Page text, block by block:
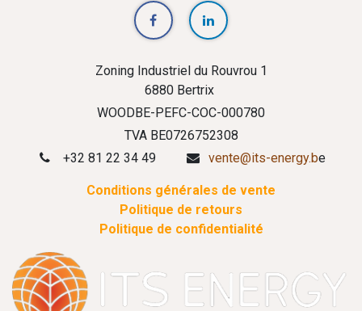
Zoning Industriel du Rouvrou 1
6880 Bertrix
WOODBE-PEFC-COC-000780
TVA BE0726752308
+32 81 22 34 49
vente@its-energy.be
Conditions générales de vente
Politique de retours
Politique de confidentialité